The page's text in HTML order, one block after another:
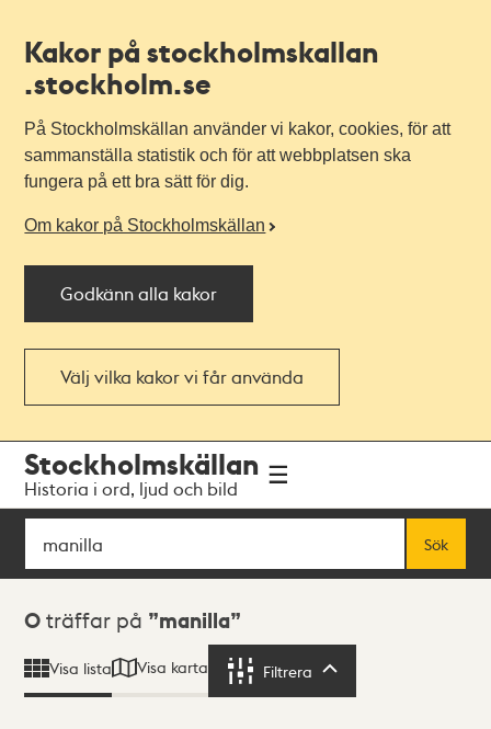
Kakor på stockholmskallan
.stockholm.se
På Stockholmskällan använder vi kakor, cookies, för att
sammanställa statistik och för att webbplatsen ska
fungera på ett bra sätt för dig.
Om kakor på Stockholmskällan
Godkänn alla kakor
Välj vilka kakor vi får använda
navigationen
huvudinnehållet
Stockholmskällan
Historia i ord, ljud och bild
Sök
Sök
Sökresultat
0 träffar på manilla
Visa lista Visa karta Filtrera